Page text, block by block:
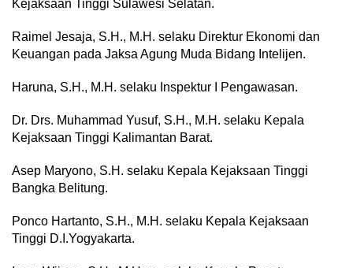
Kejaksaan Tinggi Sulawesi Selatan.
Raimel Jesaja, S.H., M.H. selaku Direktur Ekonomi dan
Keuangan pada Jaksa Agung Muda Bidang Intelijen.
Haruna, S.H., M.H. selaku Inspektur I Pengawasan.
Dr. Drs. Muhammad Yusuf, S.H., M.H. selaku Kepala
Kejaksaan Tinggi Kalimantan Barat.
Asep Maryono, S.H. selaku Kepala Kejaksaan Tinggi
Bangka Belitung.
Ponco Hartanto, S.H., M.H. selaku Kepala Kejaksaan
Tinggi D.I.Yogyakarta.